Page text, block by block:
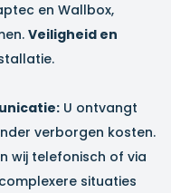
en Wallbox,
Veiligheid en
U ontvangt
verborgen kosten.
wij telefonisch of via
situaties